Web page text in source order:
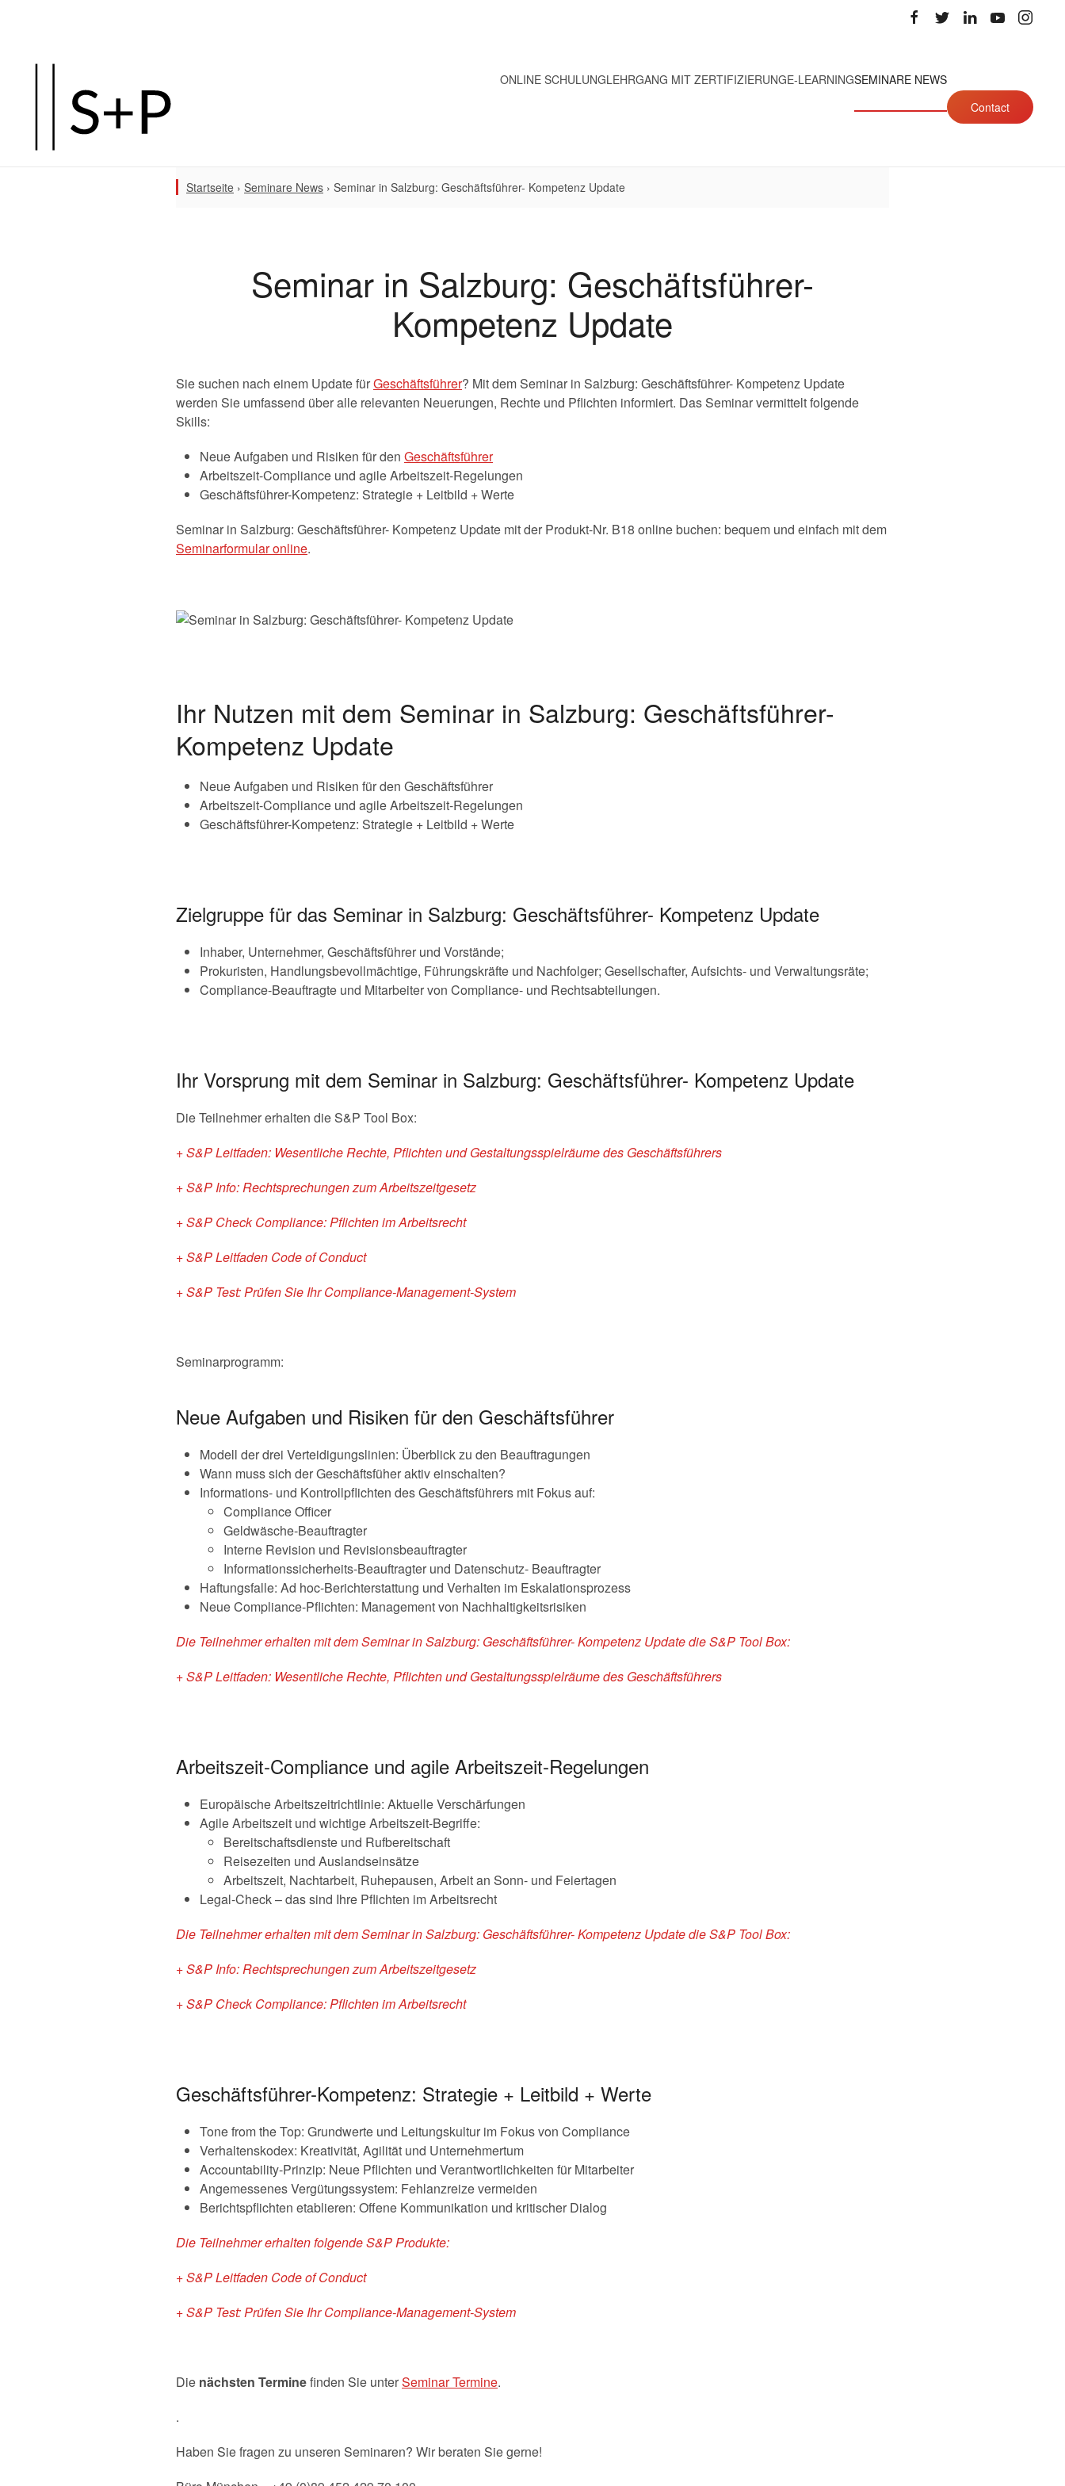
ONLINE SCHULUNGLEHRGANG MIT ZERTIFIZIERUNGE-LEARNINGSEMINARE NEWS
Contact
Startseite › Seminare News › Seminar in Salzburg: Geschäftsführer- Kompetenz Update
Seminar in Salzburg: Geschäftsführer-
Kompetenz Update
Sie suchen nach einem Update fürGeschäftsführer? Mit dem Seminar in Salzburg: Geschäftsführer- Kompetenz Update
werden Sie umfassend über alle relevanten Neuerungen, Rechte und Pflichten informiert. Das Seminar vermittelt folgende
Skills:
Neue Aufgaben und Risiken für den Geschäftsführer
Arbeitszeit-Compliance und agile Arbeitszeit-Regelungen
Geschäftsführer-Kompetenz: Strategie + Leitbild + Werte
Seminar in Salzburg: Geschäftsführer- Kompetenz Update mit der Produkt-Nr. B18 online buchen: bequem und einfach mit dem
Seminarformular online.
Ihr Nutzen mit dem Seminar in Salzburg: Geschäftsführer-
Kompetenz Update
Neue Aufgaben und Risiken für den Geschäftsführer
Arbeitszeit-Compliance und agile Arbeitszeit-Regelungen
Geschäftsführer-Kompetenz: Strategie + Leitbild + Werte
Zielgruppe für das Seminar in Salzburg: Geschäftsführer- Kompetenz Update
Inhaber, Unternehmer, Geschäftsführer und Vorstände;
Prokuristen, Handlungsbevollmächtige, Führungskräfte und Nachfolger; Gesellschafter, Aufsichts- und Verwaltungsräte;
Compliance-Beauftragte und Mitarbeiter von Compliance- und Rechtsabteilungen.
Ihr Vorsprung mit dem Seminar in Salzburg: Geschäftsführer- Kompetenz Update
Die Teilnehmer erhalten die S&P Tool Box:
+ S&P Leitfaden: Wesentliche Rechte, Pflichten und Gestaltungsspielräume des Geschäftsführers
+ S&P Info: Rechtsprechungen zum Arbeitszeitgesetz
+ S&P Check Compliance: Pflichten im Arbeitsrecht
+ S&P Leitfaden Code of Conduct
+ S&P Test: Prüfen Sie Ihr Compliance-Management-System
Seminarprogramm:
Neue Aufgaben und Risiken für den Geschäftsführer
Modell der drei Verteidigungslinien: Überblick zu den Beauftragungen
Wann muss sich der Geschäftsfüher aktiv einschalten?
Informations- und Kontrollpflichten des Geschäftsführers mit Fokus auf:
Compliance Officer
Geldwäsche-Beauftragter
Interne Revision und Revisionsbeauftragter
Informationssicherheits-Beauftragter und Datenschutz- Beauftragter
Haftungsfalle: Ad hoc-Berichterstattung und Verhalten im Eskalationsprozess
Neue Compliance-Pflichten: Management von Nachhaltigkeitsrisiken
Die Teilnehmer erhalten mit dem Seminar in Salzburg: Geschäftsführer- Kompetenz Update die S&P Tool Box:
+ S&P Leitfaden: Wesentliche Rechte, Pflichten und Gestaltungsspielräume des Geschäftsführers
Arbeitszeit-Compliance und agile Arbeitszeit-Regelungen
Europäische Arbeitszeitrichtlinie: Aktuelle Verschärfungen
Agile Arbeitszeit und wichtige Arbeitszeit-Begriffe:
Bereitschaftsdienste und Rufbereitschaft
Reisezeiten und Auslandseinsätze
Arbeitszeit, Nachtarbeit, Ruhepausen, Arbeit an Sonn- und Feiertagen
Legal-Check – das sind Ihre Pflichten im Arbeitsrecht
Die Teilnehmer erhalten mit dem Seminar in Salzburg: Geschäftsführer- Kompetenz Update die S&P Tool Box:
+ S&P Info: Rechtsprechungen zum Arbeitszeitgesetz
+ S&P Check Compliance: Pflichten im Arbeitsrecht
Geschäftsführer-Kompetenz: Strategie + Leitbild + Werte
Tone from the Top: Grundwerte und Leitungskultur im Fokus von Compliance
Verhaltenskodex: Kreativität, Agilität und Unternehmertum
Accountability-Prinzip: Neue Pflichten und Verantwortlichkeiten für Mitarbeiter
Angemessenes Vergütungssystem: Fehlanzreize vermeiden
Berichtspflichten etablieren: Offene Kommunikation und kritischer Dialog
Die Teilnehmer erhalten folgende S&P Produkte:
+ S&P Leitfaden Code of Conduct
+ S&P Test: Prüfen Sie Ihr Compliance-Management-System
Die nächsten Terminefinden Sie unterSeminar Termine.
.
Haben Sie fragen zu unseren Seminaren? Wir beraten Sie gerne!